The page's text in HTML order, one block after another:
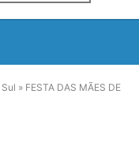
» FESTA DAS MÃES DE